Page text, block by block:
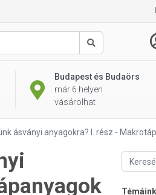
Keresés
Budapest és Budaörs
már 6 helyen
vásárolhat
ásványi anyagokra? I. rész -
Témáink